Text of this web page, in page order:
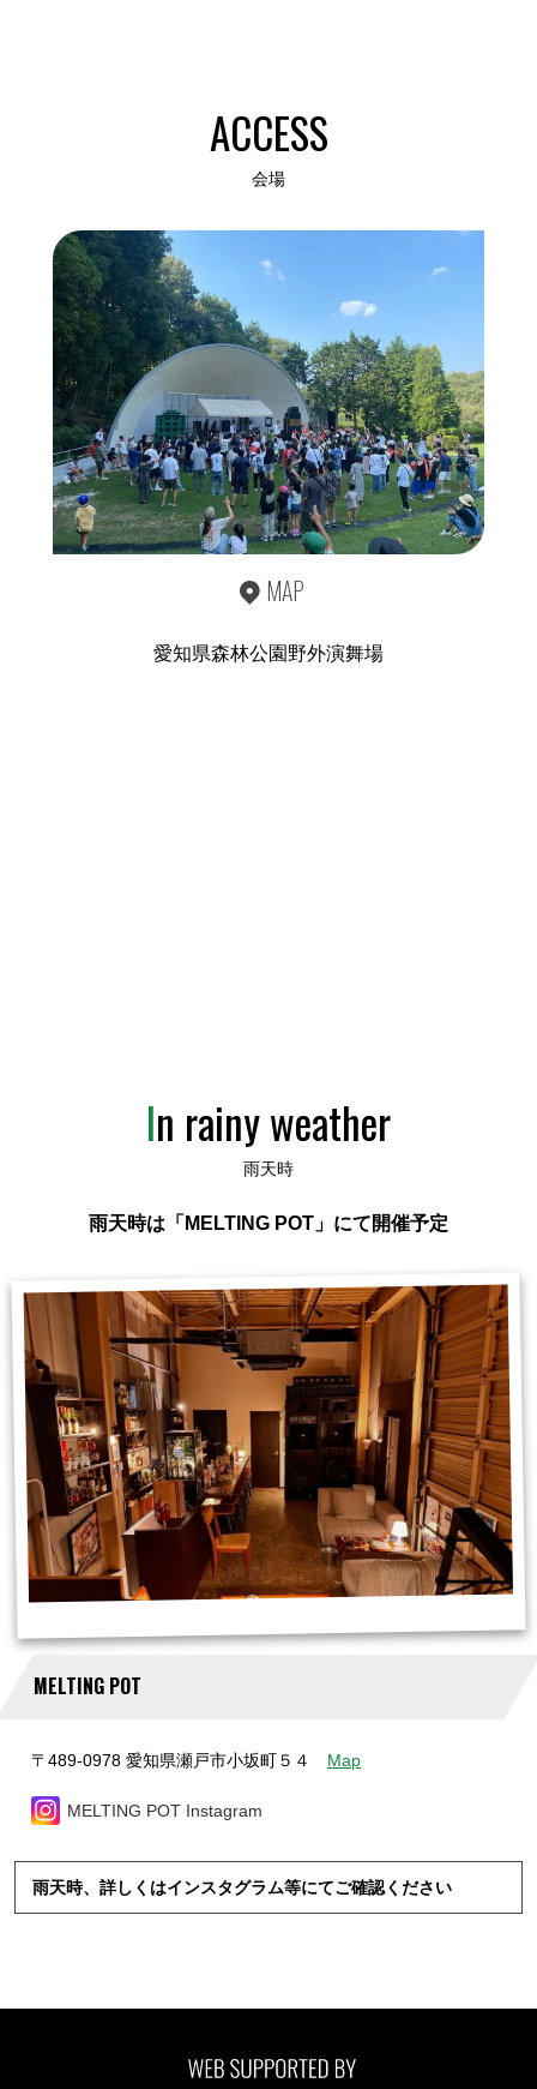
ACCESS
会場
MAP
愛知県森林公園野外演舞場
In rainy weather
雨天時
雨天時は「MELTING POT」にて開催予定
MELTING POT
〒489-0978 愛知県瀬戸市小坂町５４ Map
MELTING POT Instagram
雨天時、詳しくはインスタグラム等にてご確認ください